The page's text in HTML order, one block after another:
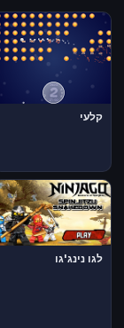
קלעי
לגו נינג'גו